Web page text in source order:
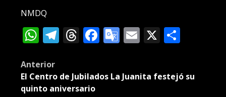
NMDQ
WhatsApp
Telegram
Threads
Facebook
Google
Email
X
Post
navigation
Anterior
El Centro de Jubilados La Juanita festejó su
quinto aniversario